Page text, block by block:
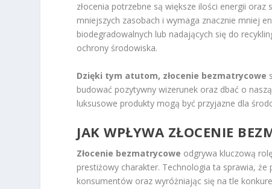
złocenia potrzebne są większe ilości energii
mniejszych zasobach i wymaga znacznie mniej
biodegradowalnych lub nadających się do
ochrony środowiska.
Dzięki tym atutom, złocenie bezmatrycowe
budować pozytywny wizerunek oraz dbać o
luksusowe produkty mogą być przyjazne dla
JAK WPŁYWA ZŁOCENIE
Złocenie bezmatrycowe odgrywa kluczową
prestiżowy charakter. Technologia ta sprawia,
konsumentów oraz wyróżniając się na tle